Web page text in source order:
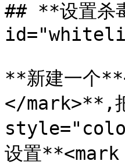
## **设置
**新建一个
</mark>**,
设置